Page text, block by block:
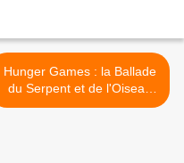
Hunger Games : la Ballade
du Serpent et de l'Oiseau
Chanteur (2023) de Francis